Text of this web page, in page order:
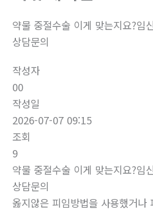
약물 중절수술 이게 맞는지요?임
상담문의
작성자
00
작성일
2026-07-07 09:15
조회
9
약물 중절수술 이게 맞는지요?임
상담문의
옳지않은 피임방법을 사용했거나